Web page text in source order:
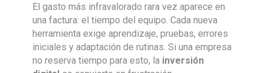
El gasto más infravalorado rara vez aparece en
una factura: el tiempo del equipo. Cada nueva
herramienta exige aprendizaje, pruebas, errores
iniciales y adaptación de rutinas. Si una empresa
no reserva tiempo para esto, la inversión